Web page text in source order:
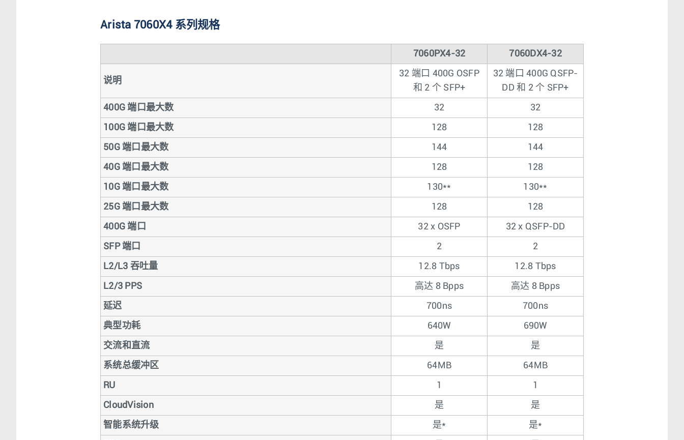
Arista 7060X4 系列规格
7060PX4-32 7060DX4-32
说明
32 端口 400G OSFP
和 2 个 SFP+
32 端口 400G QSFP-
DD 和 2 个 SFP+
400G 端口最大数 32 32
100G 端口最大数 128 128
50G 端口最大数 144 144
40G 端口最大数 128 128
10G 端口最大数 130** 130**
25G 端口最大数 128 128
400G 端口 32 x OSFP 32 x QSFP-DD
SFP 端口 2 2
L2/L3 吞吐量 12.8 Tbps 12.8 Tbps
L2/3 PPS 高达 8 Bpps 高达 8 Bpps
延迟 700ns 700ns
典型功耗 640W 690W
交流和直流 是 是
系统总缓冲区 64MB 64MB
RU 1 1
CloudVision 是 是
智能系统升级 是* 是*